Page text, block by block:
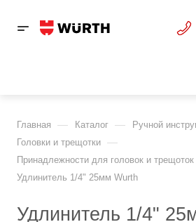
Главная — Каталог — Ручной
Головки и трещотки —
Принадлежности для головок и трещоток
Удлинитель 1/4" 25мм Wurth
Удлинитель 1/4"